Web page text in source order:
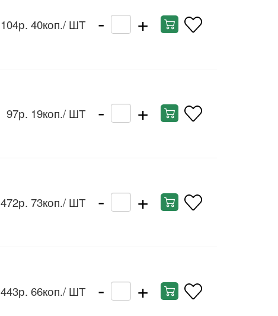
104р. 40коп./ ШТ - +
97р. 19коп./ ШТ - +
472р. 73коп./ ШТ - +
443р. 66коп./ ШТ - +